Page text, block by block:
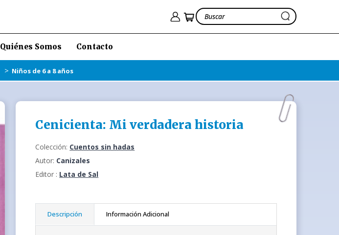
Quiénes Somos Contacto
> Niños de 6 a 8 años
Cenicienta: Mi verdadera historia
Colección: Cuentos sin hadas
Autor: Canizales
Editor : Lata de Sal
Descripción Información Adicional